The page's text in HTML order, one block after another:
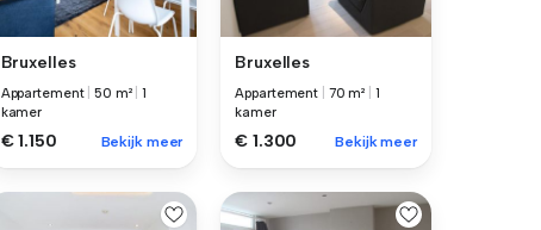
Bruxelles
Appartement |50 m² |1
kamer
€ 1.150 Bekijk meer
Bruxelles
Appartement 70 m²
1
kamer
€ 1.300 Bekijk meer